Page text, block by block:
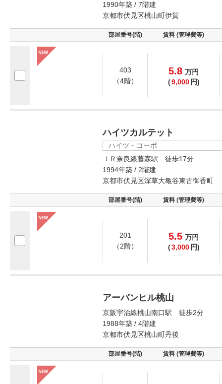
1990年築 / 7階建
京都市伏見区桃山町伊賀
部屋番号(階) 賃料 (管理費等)
403
（4階）
5.8 万円
(9,000 円)
ハイツカルテット
ハイツ・コーポ
ＪＲ奈良線藤森駅 徒歩17分
1994年築 / 2階建
京都市伏見区深草大亀谷東古御香町
部屋番号(階) 賃料 (管理費等)
201
（2階）
5.5 万円
(3,000 円)
アーバンヒル桃山
京阪宇治線桃山南口駅 徒歩2分
1988年築 / 4階建
京都市伏見区桃山町丹後
部屋番号(階) 賃料 (管理費等)